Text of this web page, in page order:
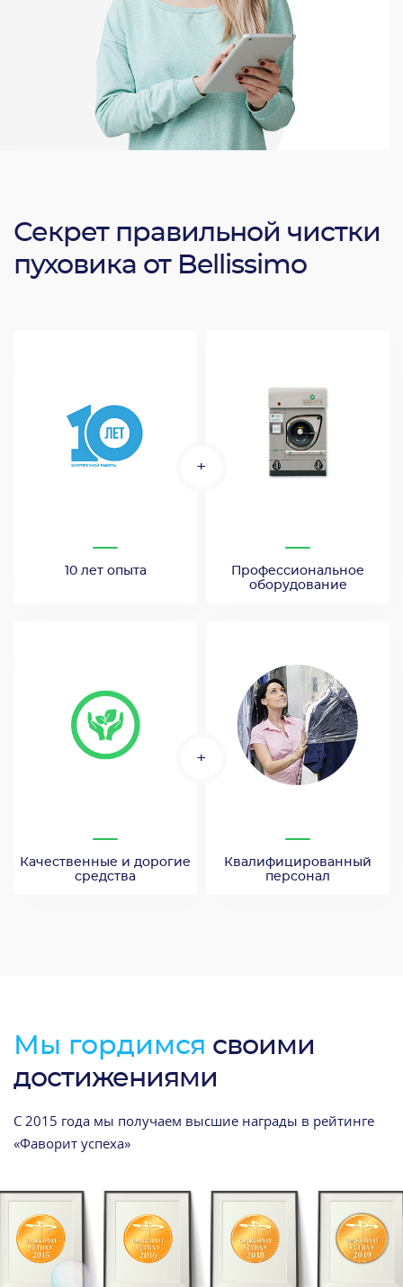
Секрет правильной чистки
пуховика от Bellissimo
10 лет опыта
+
Профессиональное
оборудование
Качественные и дорогие
средства
+
Квалифицированный
персонал
Мы гордимся своими
достижениями
С 2015 года мы получаем высшие награды в рейтинге
«Фаворит успеха»